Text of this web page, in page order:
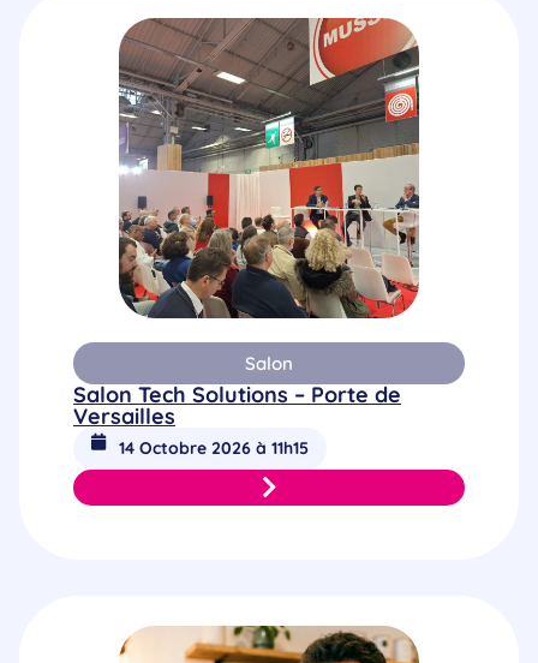
Salon
Salon Tech Solutions – Porte de
Versailles
14 Octobre 2026 à 11h15